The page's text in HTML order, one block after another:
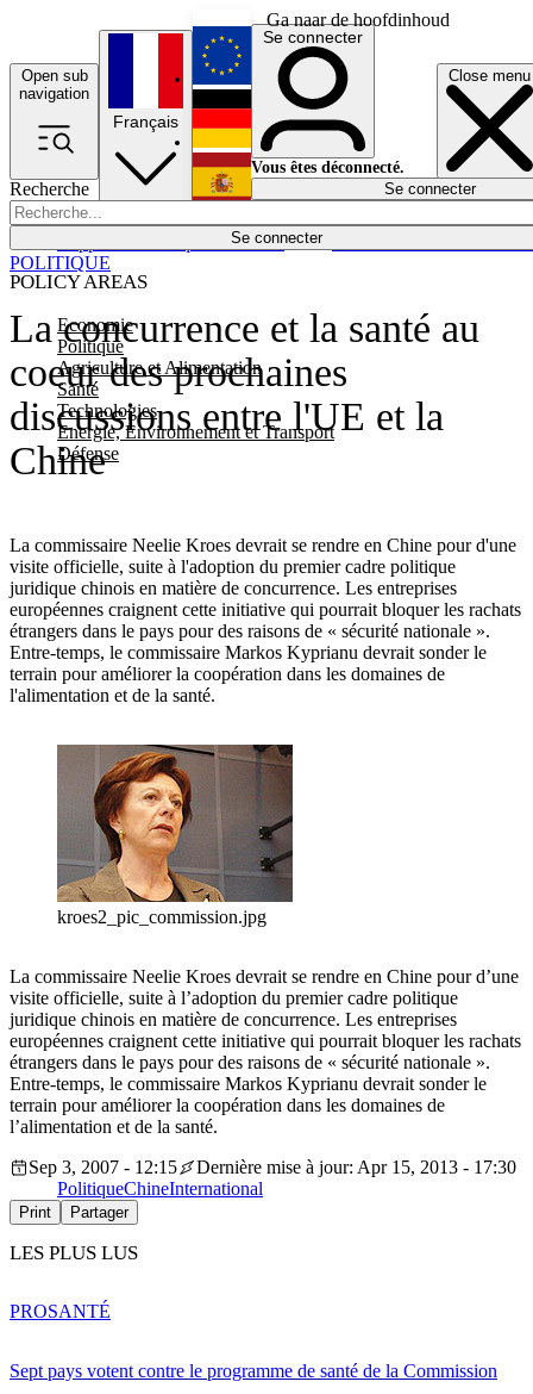
Ga naar de hoofdinhoud
Open sub
navigation
Close menu
Recherche
Se connecter
POLICY AREAS
Economie
Politique
Agriculture et Alimentation
Santé
Technologies
Energie, Environnement et Transport
Défense
Économie
Français
English
Deutsch
Español
Se connecter
Vous êtes déconnecté.
Se connecter
La concurrence et la santé au
coeur des prochaines
discussions entre l'UE et la
Chine
La commissaire Neelie Kroes devrait se rendre en Chine pour d'une
visite officielle, suite à l'adoption du premier cadre politique
juridique chinois en matière de concurrence. Les entreprises
européennes craignent cette initiative qui pourrait bloquer les rachats
étrangers dans le pays pour des raisons de « sécurité nationale ».
Entre-temps, le commissaire Markos Kyprianu devrait sonder le
terrain pour améliorer la coopération dans les domaines de
l'alimentation et de la santé.
POLITIQUE
kroes2_pic_commission.jpg
La commissaire Neelie Kroes devrait se rendre en Chine pour d’une
visite officielle, suite à l’adoption du premier cadre politique
juridique chinois en matière de concurrence. Les entreprises
européennes craignent cette initiative qui pourrait bloquer les rachats
étrangers dans le pays pour des raisons de « sécurité nationale ».
Entre-temps, le commissaire Markos Kyprianu devrait sonder le
terrain pour améliorer la coopération dans les domaines de
l’alimentation et de la santé.
Sep 3, 2007 - 12:15
Dernière mise à jour: Apr 15, 2013 - 17:30
PolitiqueChineInternational
Print Partager
LES PLUS LUS
Sept pays votent contre le programme de santé de la Commission
PROSANTÉ